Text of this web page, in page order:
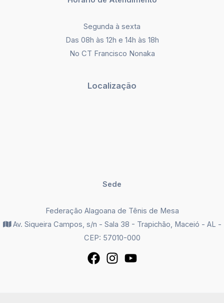
Segunda à sexta
Das 08h às 12h e 14h às 18h
No CT Francisco Nonaka
Localização
Sede
Federação Alagoana de Tênis de Mesa
Av. Siqueira Campos, s/n - Sala 38 - Trapichão, Maceió - AL -
CEP: 57010-000